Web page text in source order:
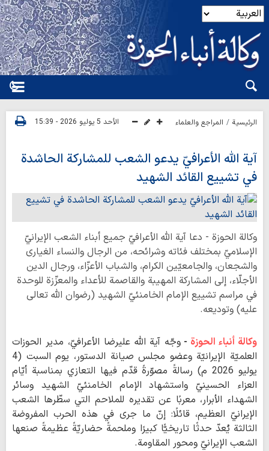
الرئيسية المراجع والعلماء الأحد 5 يوليو 2026 - 15:39
آية اللّه الأعرافيّ يدعو الشعب للمشاركة الحاشدة
في تشييع القائد الشهيد
وكالة الحوزة - دعا آية اللّه الأعرافيّ جميع أبناء الشعب الإيرانيّ
الإسلاميّ بمختلف فئاته وشرائحه، من الرجال والنساء الغيارى
والشجعان، والجامعيّين الكرام، والشباب الأعزّاء، ورجال الدين
الأجلّاء، إلى المشاركة المهيبة والقاصمة للأعداء والمعزّزة للوحدة
في مراسم تشييع الإمام الخامنئيّ الشهيد (رضوان اللّه تعالى
عليه) وتوديعه.
وكالة أنباء الحوزة - وجّه آية اللّه عليرضا الأعرافيّ، مدير الحوزات
العلميّة الإيرانيّة وعضو مجلس صيانة الدستور، يوم السبت (4
يوليو 2026 م) رسالةً مصوّرةً قدّم فيها التعازي بمناسبة أيّام
العزاء الحسينيّ واستشهاد الإمام الخامنئيّ الشهيد وسائر
الشهداء الأبرار، معربًا عن تقديره للملاحم التي سطّرها الشعب
الإيرانيّ العظيم، قائلًا: إنّ ما جرى في هذه الحرب المفروضة
الثالثة يُعدّ حدثًا تاريخيًّا كبيرًا وملحمةً حضاريّةً عظيمةً صنعها
الشعب الإيرانيّ ومحور المقاومة.